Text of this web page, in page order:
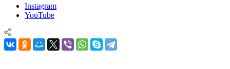
Instagram
YouTube